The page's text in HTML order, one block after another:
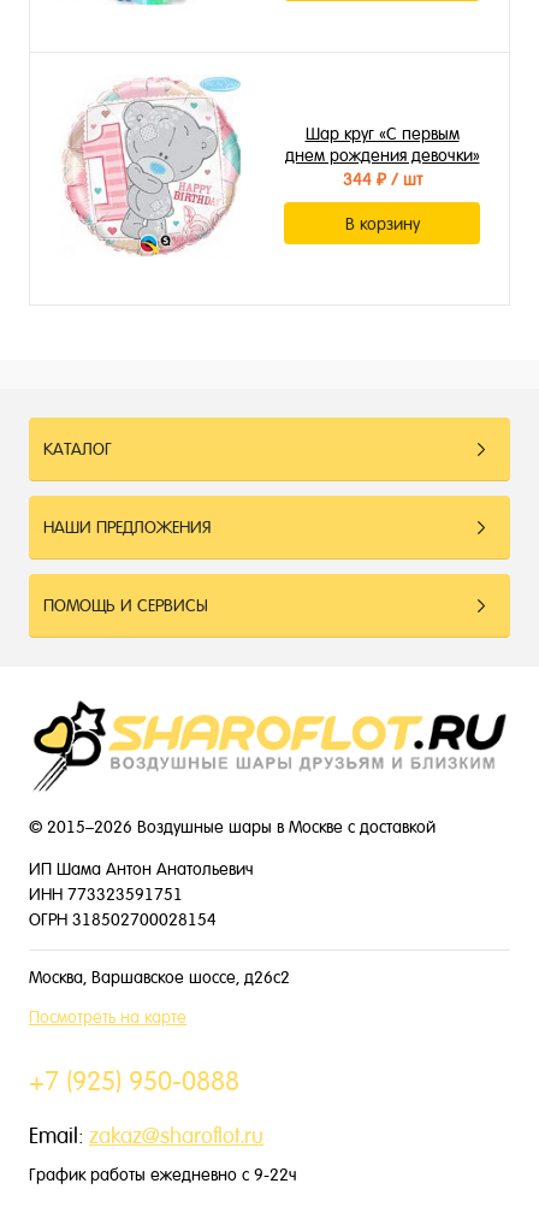
Шар круг «С первым
днем рождения девочки»
344 ₽/ шт
В корзину
КАТАЛОГ
НАШИ ПРЕДЛОЖЕНИЯ
ПОМОЩЬ И СЕРВИСЫ
© 2015–2026 Воздушные шары в Москве с доставкой
ИП Шама Антон Анатольевич
ИНН 773323591751
ОГРН 318502700028154
Москва, Варшавское шоссе, д26с2
Посмотреть на карте
+7 (925) 950-0888
Email: zakaz@sharoflot.ru
График работы ежедневно с 9-22ч